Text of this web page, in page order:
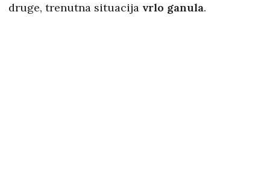
druge, trenutna situacija vrlo ganula.